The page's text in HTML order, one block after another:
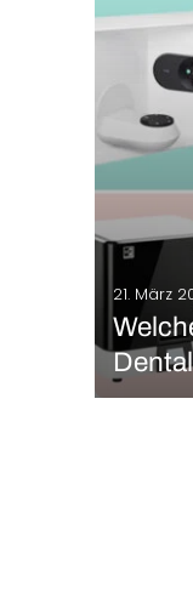
setzen
in der
MEHR
21. März
der
werden